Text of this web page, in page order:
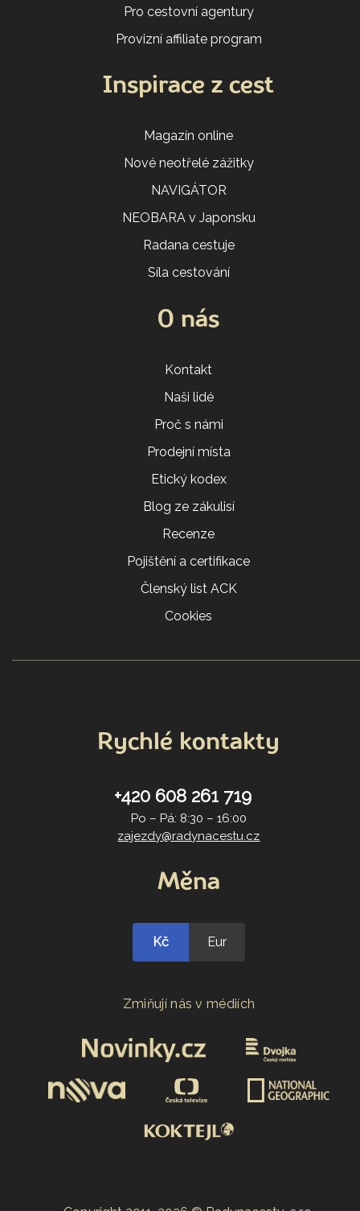
Pro cestovní agentury
Provizní affiliate program
Inspirace z cest
Magazín online
Nové neotřelé zážitky
NAVIGÁTOR
NEOBARA v Japonsku
Radana cestuje
Síla cestování
O nás
Kontakt
Naši lidé
Proč s námi
Prodejní místa
Etický kodex
Blog ze zákulisí
Recenze
Pojištění a certifikace
Členský list ACK
Cookies
Rychlé kontakty
+420 608 261 719
Po – Pá: 8:30 – 16:00
zajezdy@radynacestu.cz
Měna
Kč Eur
Zmiňují nás v médiích